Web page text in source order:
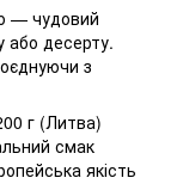
— чудовий
або десерту.
з
г (Литва)
смак
якість